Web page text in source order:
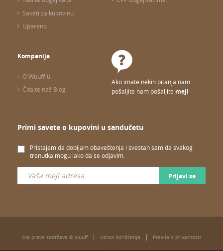
Saveti za kupovinu
Upareno
Kompanija
O Wuuff-u
Čitajte naš Blog
Ako imate nekih pitanja nam
pošaljite nam pošaljite mejl
Primi savete o kupovini u sandučetu
Pristajem da dobijam obaveštenja i svestan sam da svakog
trenutka mogu lako da se odjavim.
Prijavi se
Sva prava zadržava © wuuff Uslovi korišćenja Pravila o privatnosti